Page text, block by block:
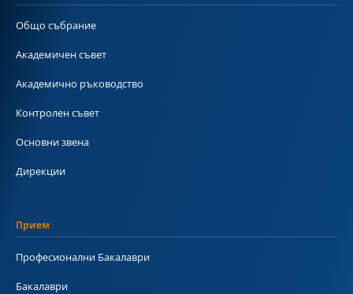
Общо събрание
Академичен съвет
Академично ръководство
Контролен съвет
Основни звена
Дирекции
Прием
Професионални Бакалаври
Бакалаври